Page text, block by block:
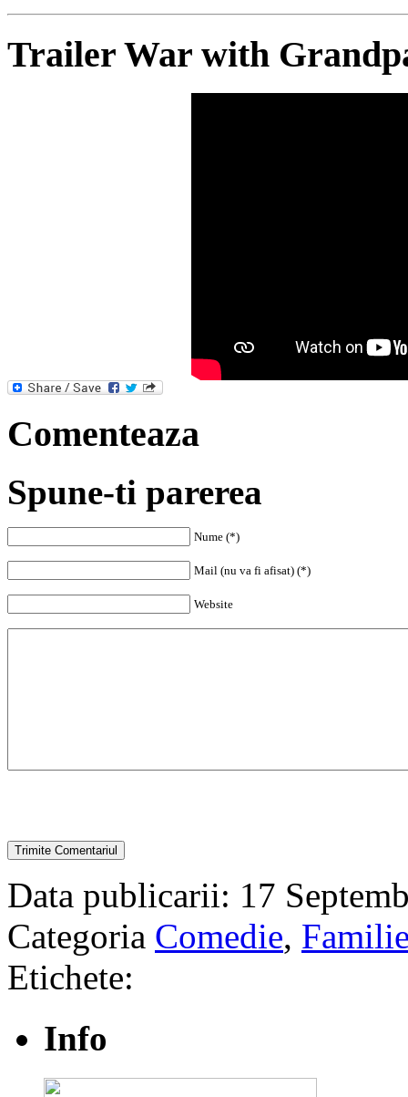
Trailer War with
Comenteaza
Spune-ti parerea
Nume (*)
Mail (nu va fi afisat) (*)
Website
Data publicarii: 17
Categoria Comedie,
Etichete:
Info